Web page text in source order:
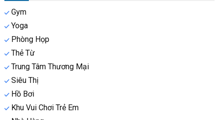
Gym
Yoga
Phòng Họp
Thẻ Từ
Trung Tâm Thương Mại
Siêu Thị
Hồ Bơi
Khu Vui Chơi Trẻ Em